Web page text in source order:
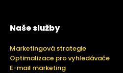
Naše služby
Marketingová strategie
Optimalizace pro vyhledávače
E-mail marketing